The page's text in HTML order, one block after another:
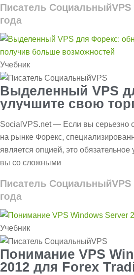
Писатель СоциальныйVPS
года
Учебник
Выделенный VPS
улучшите свою
SocialVPS.net — Если вы серьезно
на рынке Форекс,
является опцией, это обязательное
вы со сложными
Писатель СоциальныйVPS
года
Учебник
Понимание VPS
2012 для Forex